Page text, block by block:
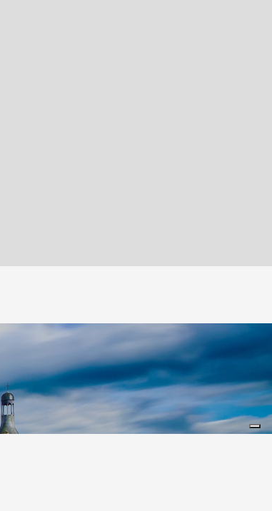
Leaflet|©Koobcamp S.r.l.